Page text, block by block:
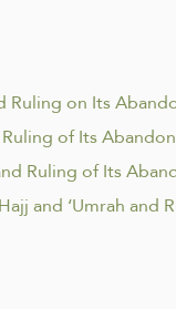
Ruling on Its
of Its
Ruling of Its
and ‘Umrah and